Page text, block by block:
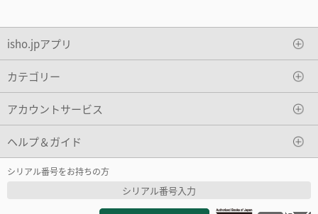
isho.jpアプリ
カテゴリー
アカウントサービス
ヘルプ＆ガイド
シリアル番号をお持ちの方
シリアル番号入力